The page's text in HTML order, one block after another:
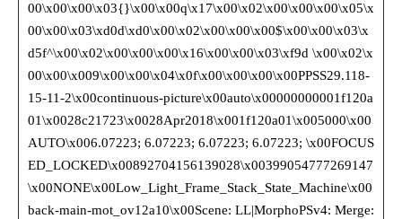
00\x00\x00\x03{}\x00\x00q\x17\x00\x02\x00\x00\x00\x05\x
00\x00\x03\xd0d\xd0\x00\x02\x00\x00\x00$\x00\x00\x03\x
d5f^\x00\x02\x00\x00\x00\x16\x00\x00\x03\xf9d \x00\x02\x
00\x00\x009\x00\x00\x04\x0f\x00\x00\x00\x00PPSS29.118-
15-11-2\x00continuous-picture\x00auto\x00000000001f120a
01\x0028c21723\x0028Apr2018\x001f120a01\x005000\x00
AUTO\x006.07223; 6.07223; 6.07223; 6.07223; \x00FOCUS
ED_LOCKED\x00892704156139028\x00399054777269147
\x00NONE\x00Low_Light_Frame_Stack_State_Machine\x00
back-main-mot_ov12a10\x00Scene: LL|MorphoPSv4: Merge: